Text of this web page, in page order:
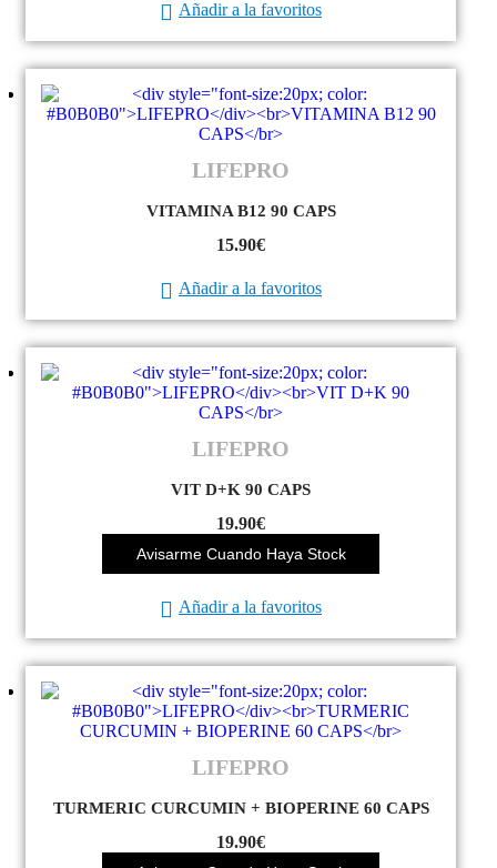
Añadir a la favoritos
LIFEPRO
VITAMINA B12 90 CAPS
15.90€
Añadir a la favoritos
LIFEPRO
VIT D+K 90 CAPS
19.90€
Avisarme Cuando Haya Stock
Añadir a la favoritos
LIFEPRO
TURMERIC CURCUMIN + BIOPERINE 60 CAPS
19.90€